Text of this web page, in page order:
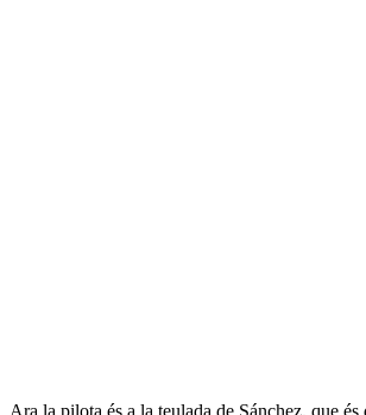
Ara la pilota és a la teulada de Sánchez, que